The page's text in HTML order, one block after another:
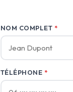
NOM COMPLET *
TÉLÉPHONE *